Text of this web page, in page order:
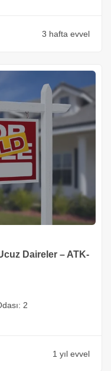
3 hafta evvel
Daireler – ATK-
2
1 yıl evvel